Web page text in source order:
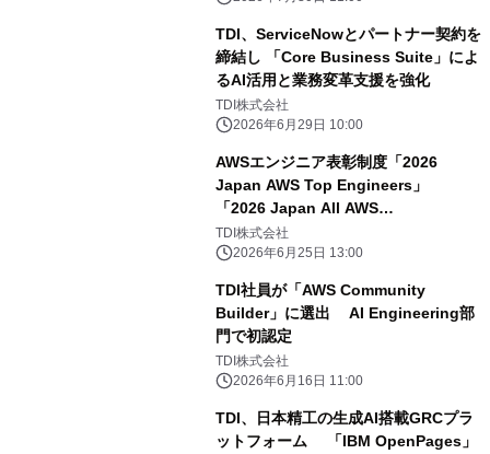
TDI、ServiceNowとパートナー契約を
締結し 「Core Business Suite」によ
るAI活用と業務変革支援を強化
TDI株式会社
2026年6月29日 10:00
AWSエンジニア表彰制度「2026
Japan AWS Top Engineers」
「2026 Japan All AWS
Certifications Engineers」に TDI社
員2名が選出
TDI株式会社
2026年6月25日 13:00
TDI社員が「AWS Community
Builder」に選出 AI Engineering部
門で初認定
TDI株式会社
2026年6月16日 11:00
TDI、日本精工の生成AI搭載GRCプラ
ットフォーム 「IBM OpenPages」